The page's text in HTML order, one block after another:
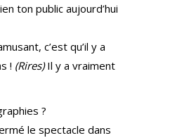
ton public aujourd’hui
c’est qu’il y a
! (Rires)Il y a vraiment
?
le spectacle dans